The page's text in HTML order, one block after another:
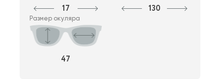
17 130
Размер окуляра
47